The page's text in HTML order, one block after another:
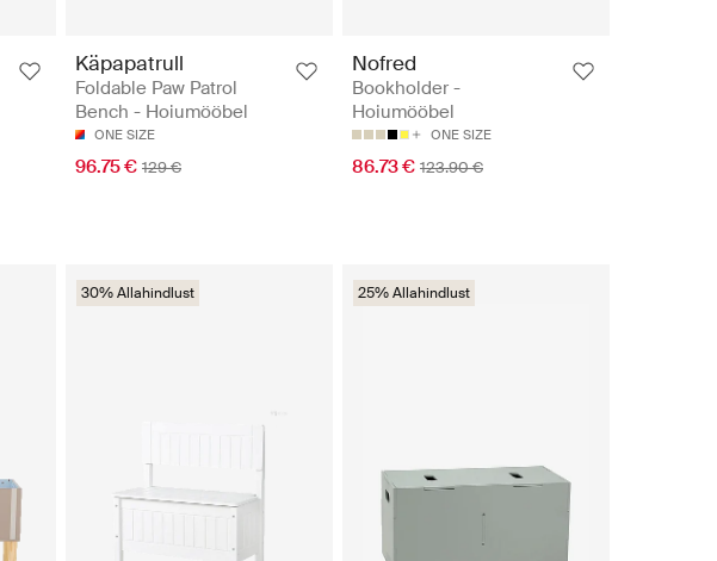
Käpapatrull
Foldable Paw Patrol
Bench - Hoiumööbel
ONE SIZE
96.75 € 129 €
Nofred
Bookholder -
Hoiumööbel
ONE SIZE
86.73 € 123.90 €
30% Allahindlust 25% Allahindlust